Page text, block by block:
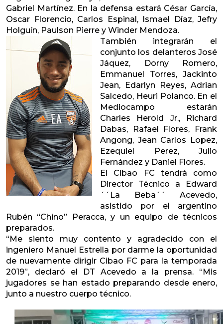
Gabriel Martínez. En la defensa estará César García,
Oscar Florencio, Carlos Espinal, Ismael Díaz, Jefry
Holguín, Paulson Pierre y Winder Mendoza.
También integrarán el
conjunto los delanteros José
Jáquez, Dorny Romero,
Emmanuel Torres, Jackinto
Jean, Edarlyn Reyes, Adrian
Salcedo, Heuri Polanco. En el
Mediocampo estarán
Charles Herold Jr., Richard
Dabas, Rafael Flores, Frank
Angong, Jean Carlos Lopez,
Ezequiel Perez, Julio
Fernández y Daniel Flores.
El Cibao FC tendrá como
Director Técnico a Edward
´´La Beba´´ Acevedo,
asistido por el argentino
Rubén “Chino” Peracca, y un equipo de técnicos
preparados.
“Me siento muy contento y agradecido con el
ingeniero Manuel Estrella por darme la oportunidad
de nuevamente dirigir Cibao FC para la temporada
2019”, declaró el DT Acevedo a la prensa. “Mis
jugadores se han estado preparando desde enero,
junto a nuestro cuerpo técnico.